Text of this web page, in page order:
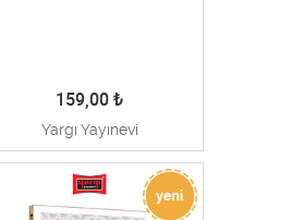
159,00 ₺
Yargı Yayınevi